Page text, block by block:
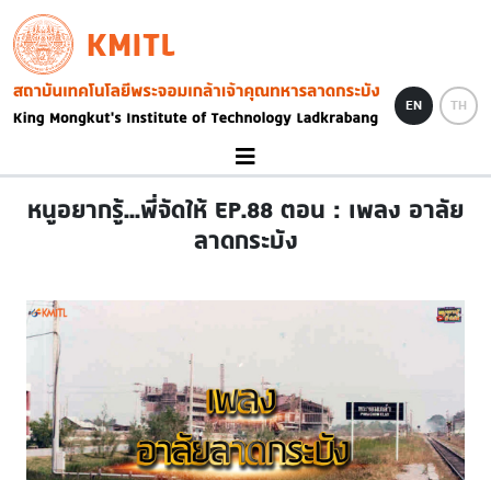
Skip to main content
KMITL
Image
EN TH
หนูอยากรู้...พี่จัดให้ EP.88 ตอน : เพลง อาลัย
ลาดกระบัง